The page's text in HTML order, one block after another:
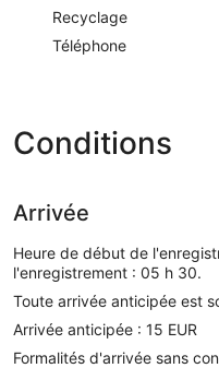
Recyclage
Téléphone
Conditions
Arrivée
Heure de début de
l'enregistrement : 05 h 30.
Toute arrivée anticipée est
Arrivée anticipée : 15 EUR
Formalités d'arrivée sans